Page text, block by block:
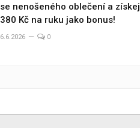
se nenošeného oblečení a získej
380 Kč na ruku jako bonus!
6.6.2026 0